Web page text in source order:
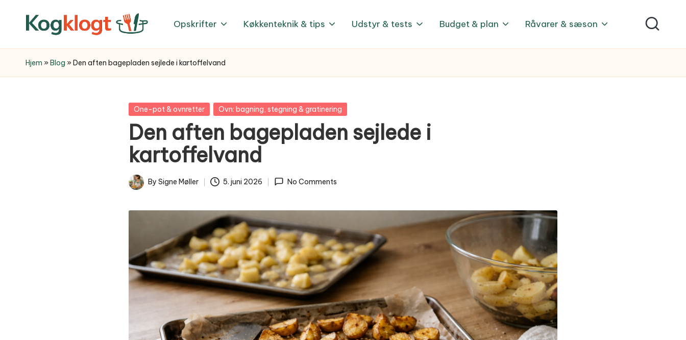
Opskrifter Køkkenteknik & tips Udstyr & tests Budget & plan Råvarer & sæson
Hjem » Blog » Den aften bagepladen sejlede i kartoffelvand
Posted
One-pot & ovnretter Ovn: bagning, stegning & gratinering
Den aften bagepladen sejlede i
kartoffelvand
Posted
By Signe Møller 5. juni 2026 No Comments